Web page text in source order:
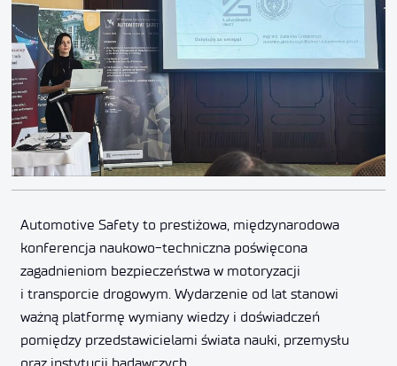
Automotive Safety to prestiżowa, międzynarodowa
konferencja naukowo-techniczna poświęcona
zagadnieniom bezpieczeństwa w motoryzacji
i transporcie drogowym. Wydarzenie od lat stanowi
ważną platformę wymiany wiedzy i doświadczeń
pomiędzy przedstawicielami świata nauki, przemysłu
oraz instytucji badawczych.